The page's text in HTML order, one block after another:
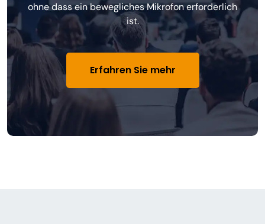
ohne dass ein bewegliches Mikrofon erforderlich
ist.
Erfahren Sie mehr